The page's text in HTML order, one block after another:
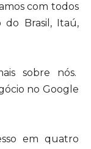
com todos
do Brasil, Itaú,
sobre nós.
no Google
em quatro